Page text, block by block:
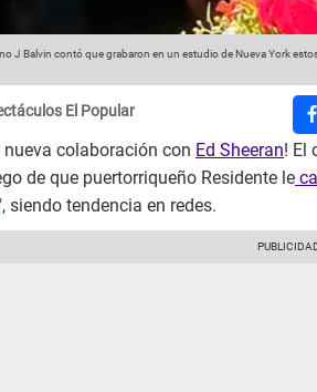
J Balvin contó que grabaron en un estudio de Nueva York
El Popular
nueva colaboración con Ed Sheeran! El
de que puertorriqueño Residente le
siendo tendencia en redes.